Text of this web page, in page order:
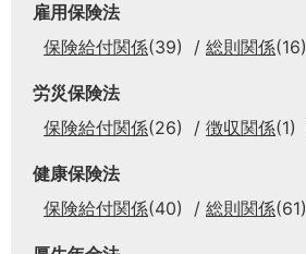
雇用保険法
保険給付関係(39) 総則関係(16)
労災保険法
保険給付関係(26) 徴収関係(1)
健康保険法
保険給付関係(40) 総則関係(61)